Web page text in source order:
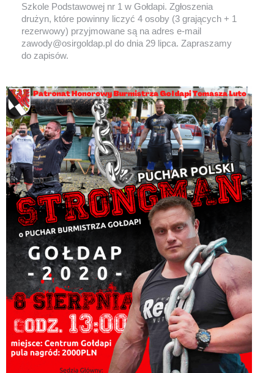
Szkole Podstawowej nr 1 w Gołdapi. Zgłoszenia
drużyn, które powinny liczyć 4 osoby (3 grających + 1
rezerwowy) przyjmowane są na adres e-mail
zawody@osirgoldap.pl do dnia 29 lipca. Zapraszamy
do zapisów.